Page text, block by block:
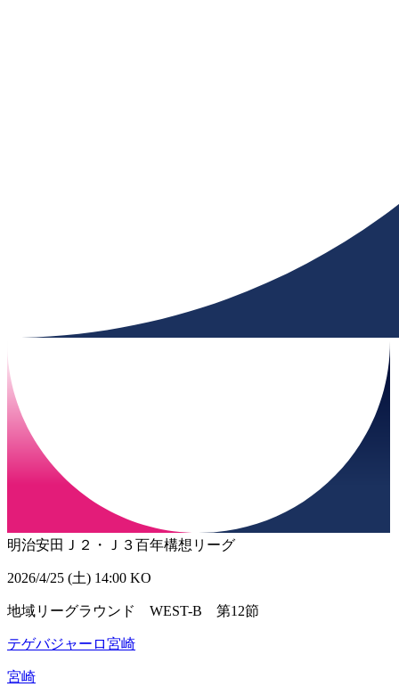
明治安田Ｊ２・Ｊ３百年構想リーグ
2026/4/25 (土) 14:00 KO
地域リーグラウンド WEST-B 第12節
テゲバジャーロ宮崎
宮崎